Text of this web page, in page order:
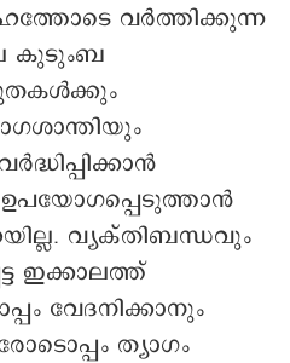
വർത്തിക്കുന്ന
കുടുംബ
വ്യക്തിബന്ധവും
ഇക്കാലത്ത്
വേദനിക്കാനും
ത്യാഗം